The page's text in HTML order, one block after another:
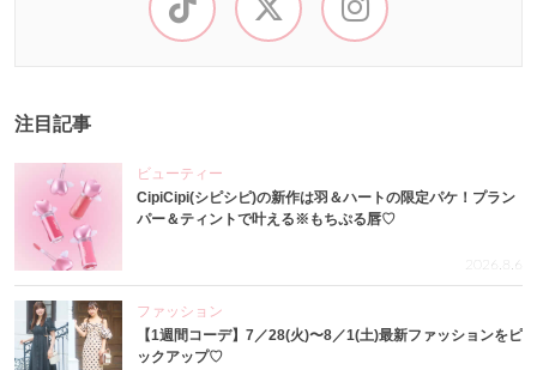
注目記事
ビューティー
CipiCipi(シピシピ)の新作は羽＆ハートの限定パケ！プラン
パー＆ティントで叶える※もちぷる唇♡
2026.8.6
ファッション
【1週間コーデ】7／28(火)〜8／1(土)最新ファッションをピ
ックアップ♡